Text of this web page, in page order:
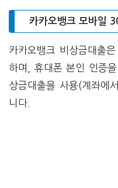
카카오뱅크 모바일
카카오뱅크 비상금대출
하며, 휴대폰 본인 인증
상금대출을 사용(계좌에
니다.